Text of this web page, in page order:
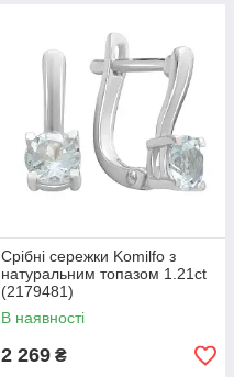
Срібні сережки Komilfo з
натуральним топазом 1.21ct
(2179481)
В наявності
2 269 ₴